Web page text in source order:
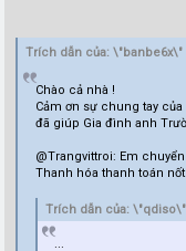
Trích dẫn của: \"banbe6x\"
Chào cả nhà !
Cảm ơn sự chung tay
đã giúp Gia đình anh
@Trangvittroi: Em
Thanh hóa thanh toán
Trích dẫn của: \"qdiso\"